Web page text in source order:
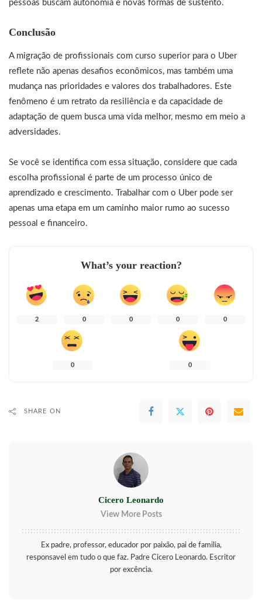
pessoas buscam autonomia e novas formas de sustento.
Conclusão
A migração de profissionais com curso superior para o Uber
reflete não apenas desafios econômicos, mas também uma
mudança nas prioridades e valores dos trabalhadores. Este
fenômeno é um retrato da resiliência e da capacidade de
adaptação de quem busca uma vida melhor, mesmo em meio a
adversidades.
Se você se identifica com essa situação, considere que cada
escolha profissional é parte de um processo único de
aprendizado e crescimento. Trabalhar com o Uber pode ser
apenas uma etapa em um caminho maior rumo ao sucesso
pessoal e financeiro.
What’s your reaction?
2 0 0 0 0
0 0
SHARE ON
Cicero Leonardo
View More Posts
Ex padre, professor, educador por paixão, pai de familia,
responsavel em tudo o que faz. Padre Cicero Leonardo. Escritor
por excência.